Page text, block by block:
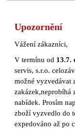
Upozornění
Vážení zákazníci,
V termínu od 13.7.
servis, s.r.o.
možné vyzvedávat
zakázek,neprobíhá
nabídek. Prosím
zboží vyzvedlo do
expedováno až po